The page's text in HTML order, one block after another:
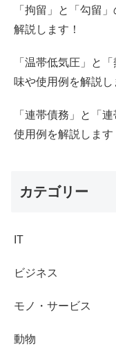
「拘留」と「勾留
解説します！
「温帯低気圧」と
味や使用例を解説し
「連帯債務」と「
使用例を解説します
カテゴリー
IT
ビジネス
モノ・サービス
動物